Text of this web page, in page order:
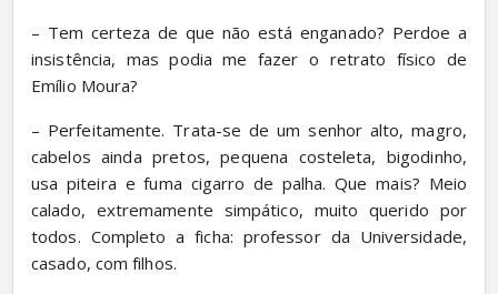
– Tem certeza de que não está enganado? Perdoe a
insistência, mas podia me fazer o retrato físico de
Emílio Moura?
– Perfeitamente. Trata-se de um senhor alto, magro,
cabelos ainda pretos, pequena costeleta, bigodinho,
usa piteira e fuma cigarro de palha. Que mais? Meio
calado, extremamente simpático, muito querido por
todos. Completo a ficha: professor da Universidade,
casado, com filhos.